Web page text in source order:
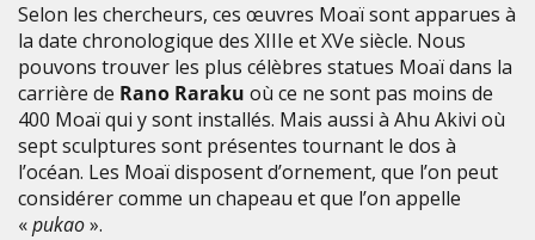
Selon les chercheurs, ces œuvres Moaï sont apparues à
la date chronologique des XIIIe et XVe siècle. Nous
pouvons trouver les plus célèbres statues Moaï dans la
carrière de Rano Raraku où ce ne sont pas moins de
400 Moaï qui y sont installés. Mais aussi à Ahu Akivi où
sept sculptures sont présentes tournant le dos à
l’océan. Les Moaï disposent d’ornement, que l’on peut
considérer comme un chapeau et que l’on appelle
«pukao».